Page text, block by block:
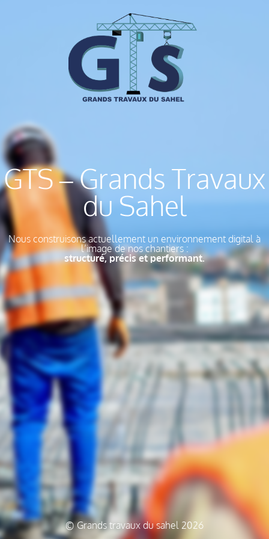
GTS – Grands Travaux
du Sahel
Nous construisons actuellement un environnement digital à
l’image de nos chantiers :
structuré, précis et performant.
© Grands travaux du sahel 2026